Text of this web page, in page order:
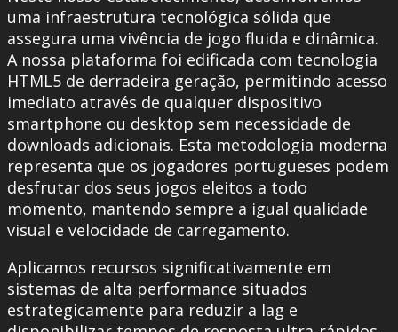
uma infraestrutura tecnológica sólida que
assegura uma vivência de jogo fluida e dinâmica.
A nossa plataforma foi edificada com tecnologia
HTML5 de derradeira geração, permitindo acesso
imediato através de qualquer dispositivo
smartphone ou desktop sem necessidade de
downloads adicionais. Esta metodologia moderna
representa que os jogadores portugueses podem
desfrutar dos seus jogos eleitos a todo
momento, mantendo sempre a igual qualidade
visual e velocidade de carregamento.
Aplicamos recursos significativamente em
sistemas de alta performance situados
estrategicamente para reduzir a lag e